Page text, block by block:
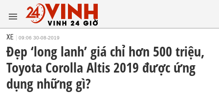
XE 09:06 30-08-2019
Đẹp ‘long lanh’ giá chỉ hơn 500 triệu,
Toyota Corolla Altis 2019 được ứng
dụng những gì?